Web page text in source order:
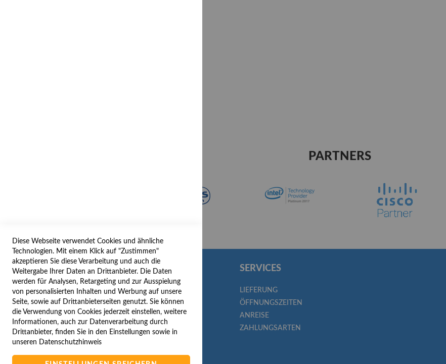
PARTNERS
INFORMATION
AGB/DATENSCHUTZ
WIDERRUF
BESTELLVORGANG
IMPRESSUM
WIDERRUFSFORMULAR
SERVICES
LIEFERUNG
ÖFFNUNGSZEITEN
ANREISE
ZAHLUNGSARTEN
Diese Webseite verwendet Cookies und ähnliche
Technologien. Mit einem Klick auf "Zustimmen"
akzeptieren Sie diese Verarbeitung und auch die
Weitergabe Ihrer Daten an Drittanbieter. Die Daten
werden für Analysen, Retargeting und zur Ausspielung
von personalisierten Inhalten und Werbung auf unsere
Seite, sowie auf Drittanbieterseiten genutzt. Sie können
die Verwendung von Cookies jederzeit einstellen, weitere
Informationen, auch zur Datenverarbeitung durch
Drittanbieter, finden Sie in den Einstellungen sowie in
unseren Datenschutzhinweis